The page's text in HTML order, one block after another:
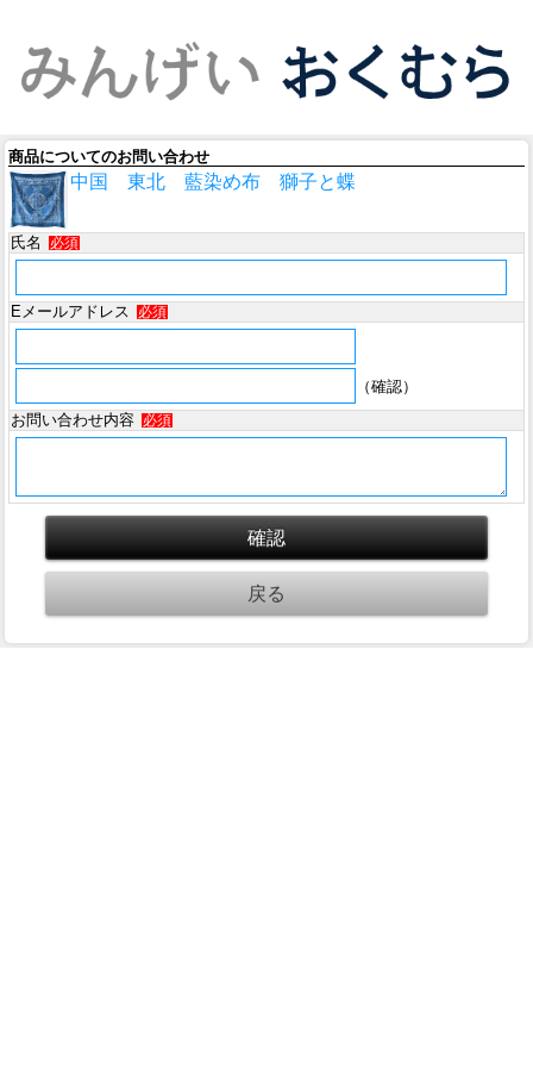
商品についてのお問い合わせ
中国 東北 藍染め布 獅子と蝶
氏名 必須
Eメールアドレス 必須
（確認）
お問い合わせ内容
必須